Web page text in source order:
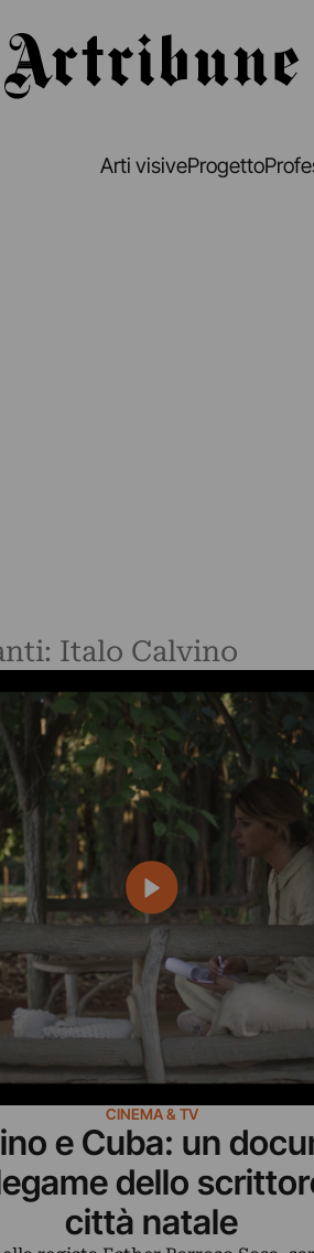
Arti visiveProgetto
Italo Calvino
CINEMA & TV
e Cuba: un
dello
città natale